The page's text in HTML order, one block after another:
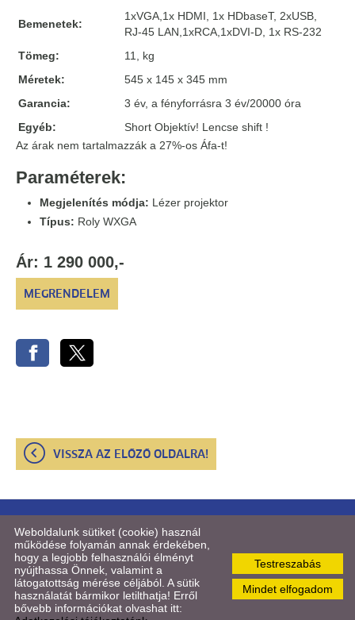
Bemenetek:
1xVGA,1x HDMI, 1x HDbaseT, 2xUSB,
RJ-45 LAN,1xRCA,1xDVI-D, 1x RS-232
Tömeg:
11, kg
Méretek:
545 x 145 x 345 mm
Garancia:
3 év, a fényforrásra 3 év/20000 óra
Egyéb:
Short Objektív! Lencse shift !
Az árak nem tartalmazzák a 27%-os Áfa-t!
Paraméterek:
Megjelenítés módja: Lézer projektor
Típus: Roly WXGA
Ár: 1 290 000,-
MEGRENDELEM
VISSZA AZ ELŐZŐ OLDALRA!
© 2026 - STUDIUM Konferenciatechnika Kft.
Oldal információklAdatkezelési tájékoztató lImpresszum
Sütik kezelése
Mindet elfogadom
Testreszabás
Weboldalunk sütiket (cookie) használ
működése folyamán annak érdekében,
hogy a legjobb felhasználói élményt
nyújthassa Önnek, valamint a
látogatottság mérése céljából. A sütik
használatát bármikor letilthatja! Erről
bővebb információkat olvashat itt: